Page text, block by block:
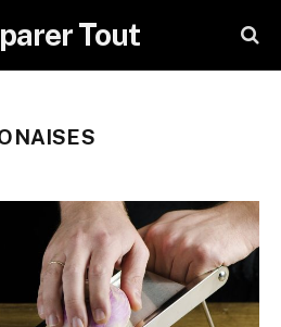
Tout